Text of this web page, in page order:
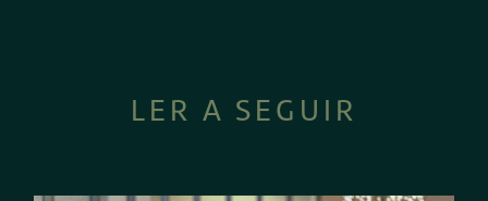
LER A SEGUIR